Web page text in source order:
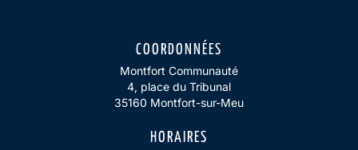
COORDONNÉES
Montfort Communauté
4, place du Tribunal
35160 Montfort-sur-Meu
HORAIRES